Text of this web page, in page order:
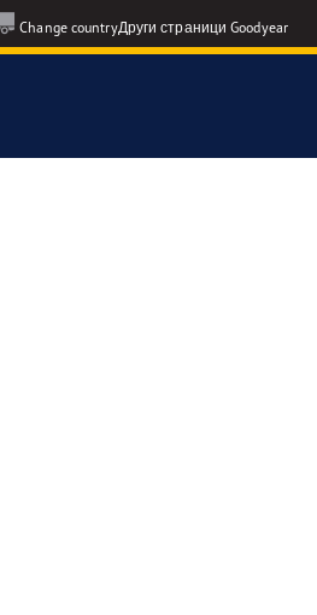
Change countryДруги страници Goodyear